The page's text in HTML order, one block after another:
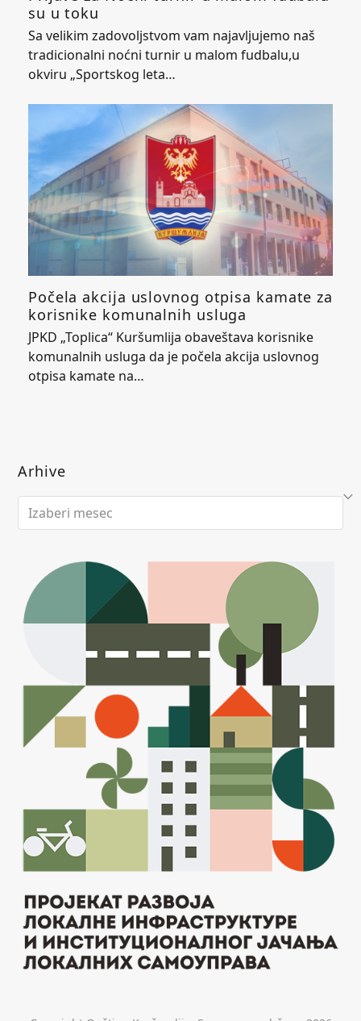
su u toku
Sa velikim zadovoljstvom vam najavljujemo naš
tradicionalni noćni turnir u malom fudbalu,u
okviru „Sportskog leta…
Počela akcija uslovnog otpisa kamate za
korisnike komunalnih usluga
JPKD „Toplica“ Kuršumlija obaveštava korisnike
komunalnih usluga da je počela akcija uslovnog
otpisa kamate na…
Arhive
Arhive